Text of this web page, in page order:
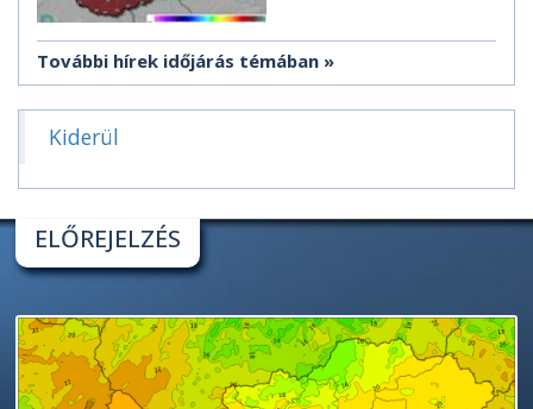
További hírek időjárás témában
Kiderül
ELŐREJELZÉS